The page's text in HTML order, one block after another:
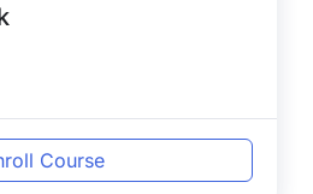
Course